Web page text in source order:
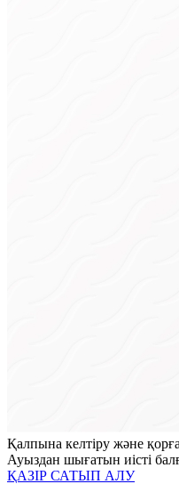
Қалпына келтіру және
Ауыздан шығатын иісті
ҚАЗІР САТЫП АЛУ